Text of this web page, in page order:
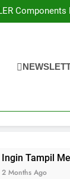
Premium
Components
Premium
Mewah?